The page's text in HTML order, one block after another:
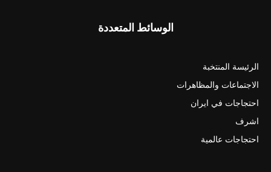
الوسائط المتعددة
الرئيسة المنتخبة
الاجتماعات والمظاهرات
احتجاجات في ايران
اشرف
احتجاجات عالمية